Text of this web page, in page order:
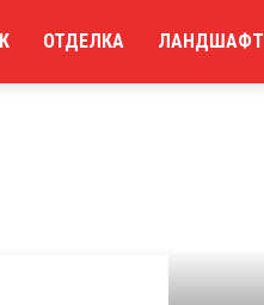
ОТДЕЛКА ЛАНДШАФТ